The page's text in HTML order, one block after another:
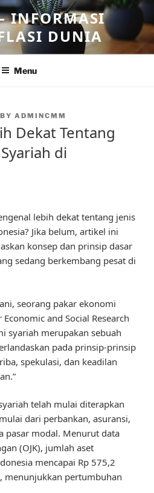
INFORMASI
DUNIA
Menu
BY ADMINCMM
Dekat Tentang
di
lebih dekat tentang jenis
Jika belum, artikel ini
konsep dan prinsip dasar
sedang berkembang pesat di
seorang pakar ekonomi
and Social Research
syariah merupakan sebuah
pada prinsip-prinsip
spekulasi, dan keadilan
telah mulai diterapkan
dari perbankan, asuransi,
pasar modal. Menurut data
(OJK), jumlah aset
mencapai Rp 575,2
menunjukkan pertumbuhan